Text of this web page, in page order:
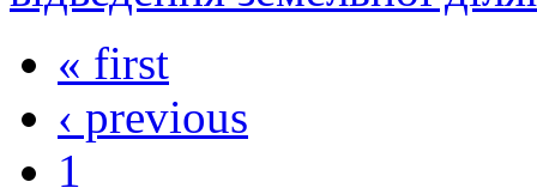
« first
‹ previous
1